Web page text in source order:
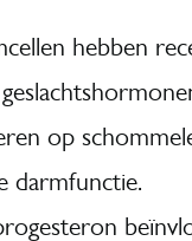
hebben
op
darmfunctie.